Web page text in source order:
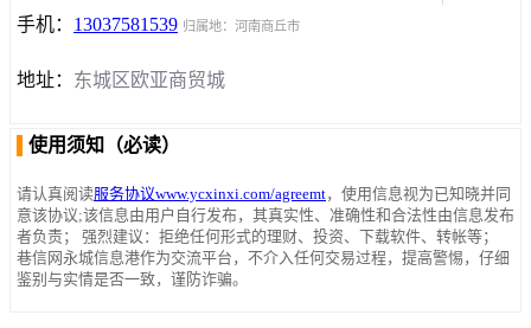
手机： 13037581539 归属地：河南商丘市
地址： 东城区欧亚商贸城
使用须知（必读）
请认真阅读服务协议www.ycxinxi.com/agreemt，使用信息视为已知晓并同
意该协议;该信息由用户自行发布，其真实性、准确性和合法性由信息发布
者负责； 强烈建议：拒绝任何形式的理财、投资、下载软件、转帐等；
巷信网永城信息港作为交流平台，不介入任何交易过程，提高警惕，仔细
鉴别与实情是否一致，谨防诈骗。